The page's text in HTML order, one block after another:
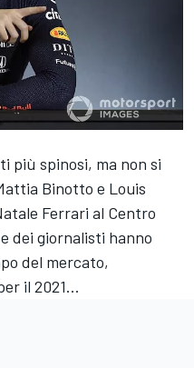
più spinosi, ma non si
Binotto e Louis
Ferrari al Centro
dei giornalisti hanno
del mercato,
il 2021…